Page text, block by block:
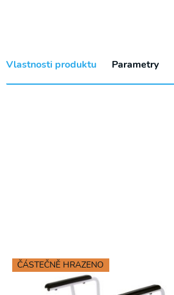
Vlastnosti produktu Parametry
ČÁSTEČNĚ HRAZENO